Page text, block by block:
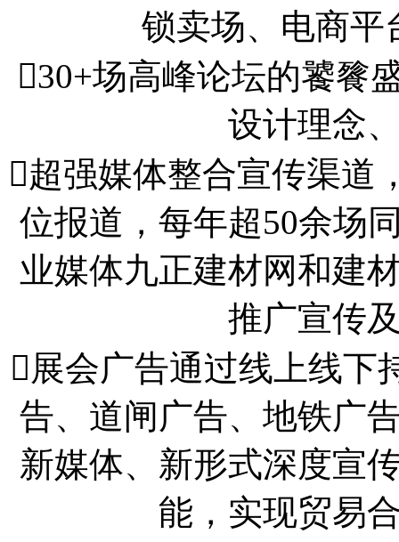
锁卖场、电商平
30+场高峰论坛的饕餮
设计理念
超强媒体整合宣传渠道
位报道，每年超50余场
业媒体九正建材网和建
推广宣传
展会广告通过线上线下
告、道闸广告、地铁广
新媒体、新形式深度宣
能，实现贸易